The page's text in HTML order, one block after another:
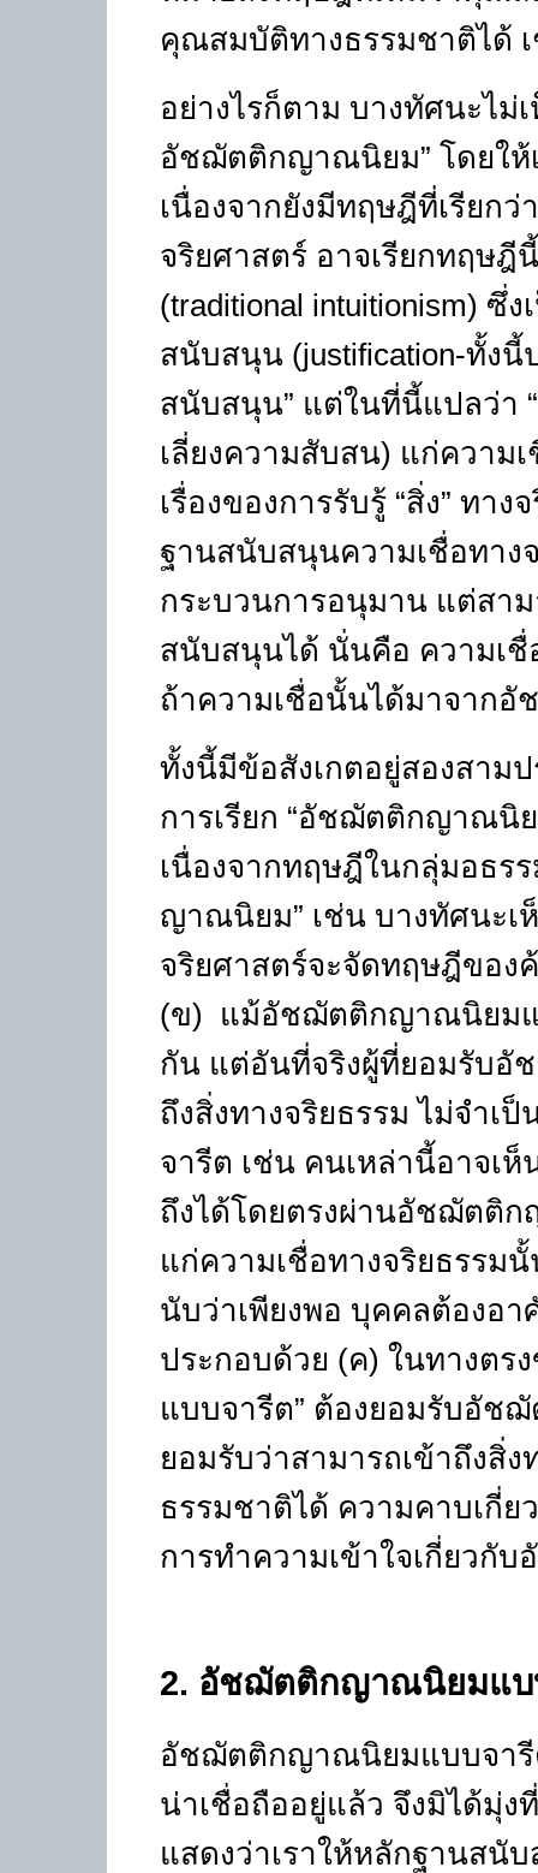
คุณสมบัติทางธรรมชาติได้
อย่างไรก็ตาม บางทัศนะไ
อัชฌัตติกญาณนิยม” โดยให้
เนื่องจากยังมีทฤษฎีที่เรียกว่
จริยศาสตร์ อาจเรียกทฤษ
(traditional intuitionism) ซึ่ง
สนับสนุน (justification-ทั้งนี้
สนับสนุน” แต่ในที่นี้แปลว่า “
เลี่ยงความสับสน) แก่ความ
เรื่องของการรับรู้ “สิ่ง” ทาง
ฐานสนับสนุนความเชื่อทาง
กระบวนการอนุมาน แต่สา
สนับสนุนได้ นั่นคือ ความเชื่
ถ้าความเชื่อนั้นได้มาจาก
ทั้งนี้มีข้อสังเกตอยู่สองสาม
การเรียก “อัชฌัตติกญาณนิ
เนื่องจากทฤษฎีในกลุ่มอธ
ญาณนิยม” เช่น บางทัศนะเ
จริยศาสตร์จะจัดทฤษฎีขอ
(ข) แม้อัชฌัตติกญาณนิยมแ
กัน แต่อันที่จริงผู้ที่ยอมรับอั
ถึงสิ่งทางจริยธรรม ไม่จำ
จารีต เช่น คนเหล่านี้อาจเ
ถึงได้โดยตรงผ่านอัชฌัตติ
แก่ความเชื่อทางจริยธรรม
นับว่าเพียงพอ บุคคลต้องอ
ประกอบด้วย (ค) ในทางตร
แบบจารีต” ต้องยอมรับอัช
ยอมรับว่าสามารถเข้าถึงสิ่
ธรรมชาติได้ ความคาบเกี่
การทำความเข้าใจเกี่ยว
2. อัชฌัตติกญาณนิยมแบ
อัชฌัตติกญาณนิยมแบบจารี
น่าเชื่อถืออยู่แล้ว จึงมิได้มุ่ง
แสดงว่าเราให้หลักฐานสนั